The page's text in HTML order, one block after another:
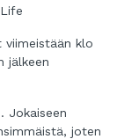
viimeistään klo
jälkeen
Jokaiseen
joten